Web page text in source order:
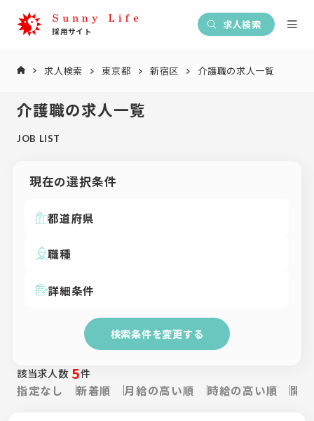
求人検索
求人検索 東京都 新宿区 介護職の求人一覧
介護職の求人一覧
JOB LIST
現在の選択条件
都道府県
職種
詳細条件
検索条件を変更する
該当求人数 5件
指定なし 新着順 月給の高い順 時給の高い順 開